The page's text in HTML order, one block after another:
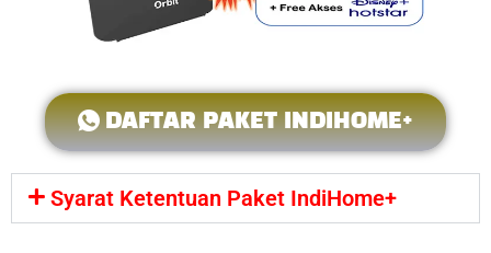
DAFTAR PAKET INDIHOME+
Syarat Ketentuan Paket IndiHome+